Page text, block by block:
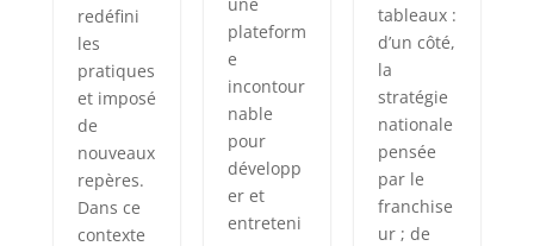
redéfini
les
pratiques
et imposé
de
nouveaux
repères.
Dans ce
contexte
plateform
e
incontour
nable
pour
développ
er et
entreteni
tableaux :
d’un côté,
la
stratégie
nationale
pensée
par le
franchise
ur ; de